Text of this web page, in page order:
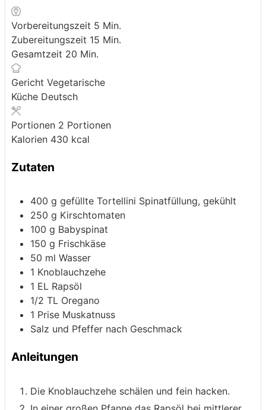
Vorbereitungszeit 5 Minuten
Min.
Zubereitungszeit 15 Minuten
Min.
Gesamtzeit 20 Minuten
Min.
Gericht Vegetarische
Küche Deutsch
Portionen 2 Portionen
Kalorien 430 kcal
Zutaten
400 g gefüllte Tortellini Spinatfüllung, gekühlt
250 g Kirschtomaten
100 g Babyspinat
150 g Frischkäse
50 ml Wasser
1 Knoblauchzehe
1 EL Rapsöl
1/2 TL Oregano
1 Prise Muskatnuss
Salz und Pfeffer nach Geschmack
Anleitungen
Die Knoblauchzehe schälen und fein hacken.